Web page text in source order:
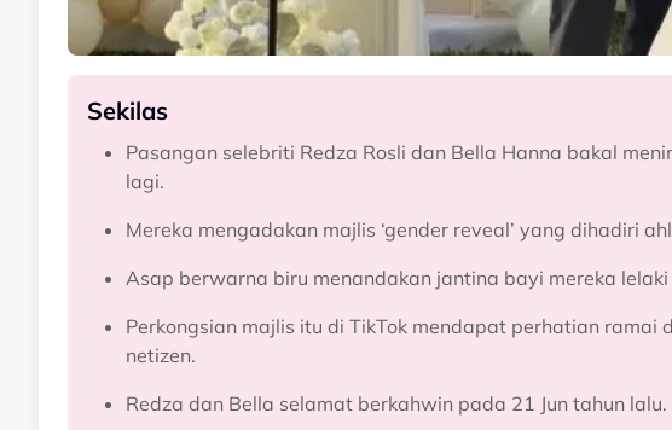
Sekilas
Pasangan selebriti Redza Rosli dan Bella Hanna bakal
lagi.
Mereka mengadakan majlis ‘gender reveal’ yang dihadiri
Asap berwarna biru menandakan jantina bayi mereka
Perkongsian majlis itu di TikTok mendapat perhatian ramai
netizen.
Redza dan Bella selamat berkahwin pada 21 Jun tahun lalu.